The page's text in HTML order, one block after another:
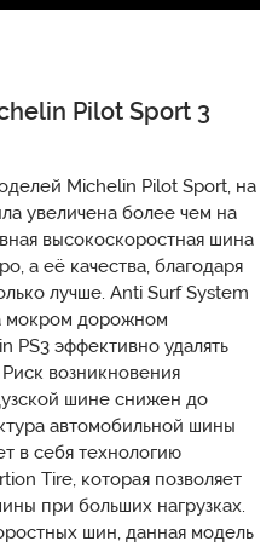
Pilot Sport 3
Michelin Pilot Sport, на
увеличена более чем на
высокоскоростная шина
а её качества, благодаря
лучше. Anti Surf System
мокром дорожном
PS3 эффективно удалять
возникновения
шине снижен до
автомобильной шины
в себя технологию
Tire, которая позволяет
при больших нагрузках.
шин, данная модель